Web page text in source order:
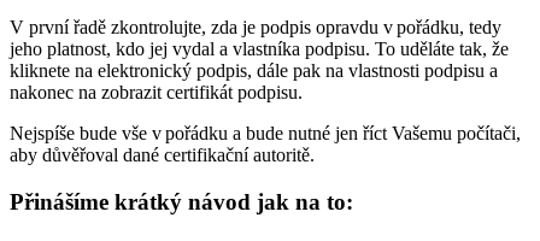
V první řadě zkontrolujte, zda je podpis opravdu v pořádku, tedy
jeho platnost, kdo jej vydal a vlastníka podpisu. To uděláte tak, že
kliknete na elektronický podpis, dále pak na vlastnosti podpisu a
nakonec na zobrazit certifikát podpisu.
Nejspíše bude vše v pořádku a bude nutné jen říct Vašemu počítači,
aby důvěřoval dané certifikační autoritě.
Přinášíme krátký návod jak na to: